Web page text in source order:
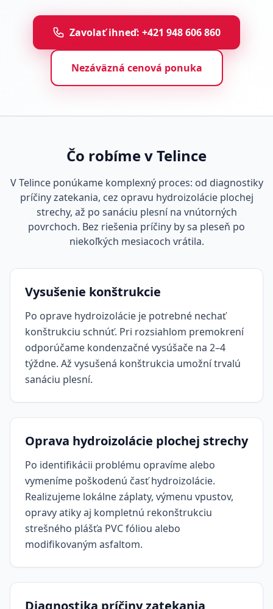
Zavolať ihneď: +421 948 606 860
Nezáväzná cenová ponuka
Čo robíme v Telince
V Telince ponúkame komplexný proces: od diagnostiky
príčiny zatekania, cez opravu hydroizolácie plochej
strechy, až po sanáciu plesní na vnútorných
povrchoch. Bez riešenia príčiny by sa pleseň po
niekoľkých mesiacoch vrátila.
Vysušenie konštrukcie
Po oprave hydroizolácie je potrebné nechať
konštrukciu schnúť. Pri rozsiahlom premokrení
odporúčame kondenzačné vysúšače na 2–4
týždne. Až vysušená konštrukcia umožní trvalú
sanáciu plesní.
Oprava hydroizolácie plochej strechy
Po identifikácii problému opravíme alebo
vymeníme poškodenú časť hydroizolácie.
Realizujeme lokálne záplaty, výmenu vpustov,
opravy atiky aj kompletnú rekonštrukciu
strešného plášťa PVC fóliou alebo
modifikovaným asfaltom.
Diagnostika príčiny zatekania